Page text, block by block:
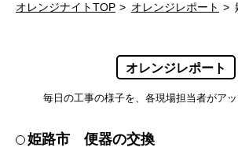
オレンジナイトTOP オレンジレポート
オレンジレポート
毎日の工事の様子を、各現場担当者がアッ
姫路市 便器の交換